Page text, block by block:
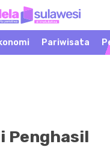
Sulawesi
di
Pariwisata
Penghasil